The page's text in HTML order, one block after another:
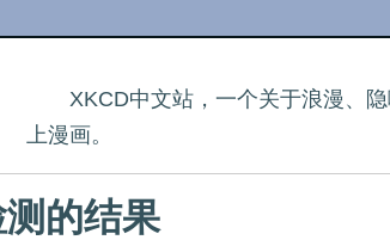
XKCD中文站，一个关于浪漫、
上漫画。
的结果